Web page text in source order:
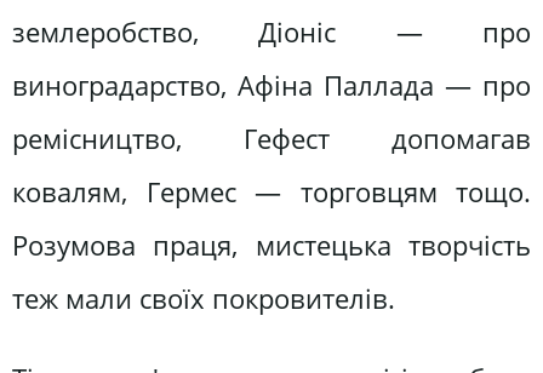
землеробство, Діоніс — про
виноградарство, Афіна Паллада — про
ремісництво, Гефест допомагав
ковалям, Гермес — торговцям тощо.
Розумова праця, мистецька творчість
теж мали своїх покровителів.